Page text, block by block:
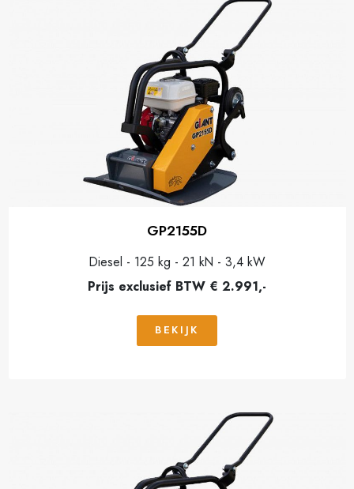
GP2155D
Diesel - 125 kg - 21 kN - 3,4 kW
Prijs exclusief BTW € 2.991,-
BEKIJK